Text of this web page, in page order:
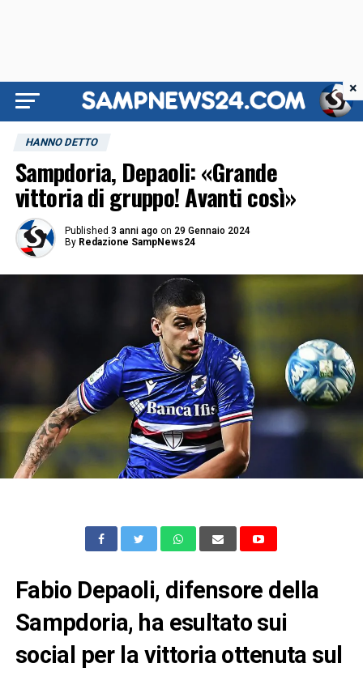
HANNO DETTO
Sampdoria, Depaoli: «Grande
vittoria di gruppo! Avanti così»
Published 3 anni ago on 29 Gennaio 2024
By Redazione SampNews24
Fabio Depaoli, difensore della
Sampdoria, ha esultato sui
social per la vittoria ottenuta sul
×